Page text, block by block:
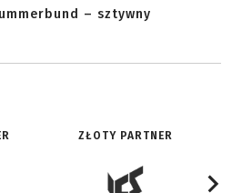
– sztywny
ZŁOTY PARTNER